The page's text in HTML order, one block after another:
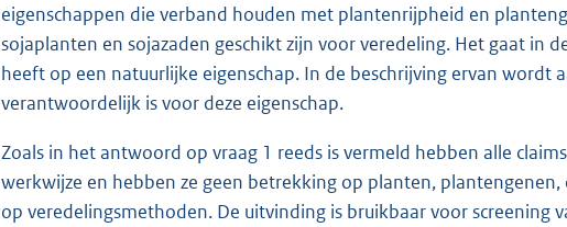
eigenschappen die verband houden met plantenrijpheid en
sojaplanten en sojazaden geschikt zijn voor veredeling. Het gaat in
heeft op een natuurlijke eigenschap. In de beschrijving ervan wordt
verantwoordelijk is voor deze eigenschap.
Zoals in het antwoord op vraag 1 reeds is vermeld hebben alle
werkwijze en hebben ze geen betrekking op planten,
op veredelingsmethoden. De uitvinding is bruikbaar voor screening